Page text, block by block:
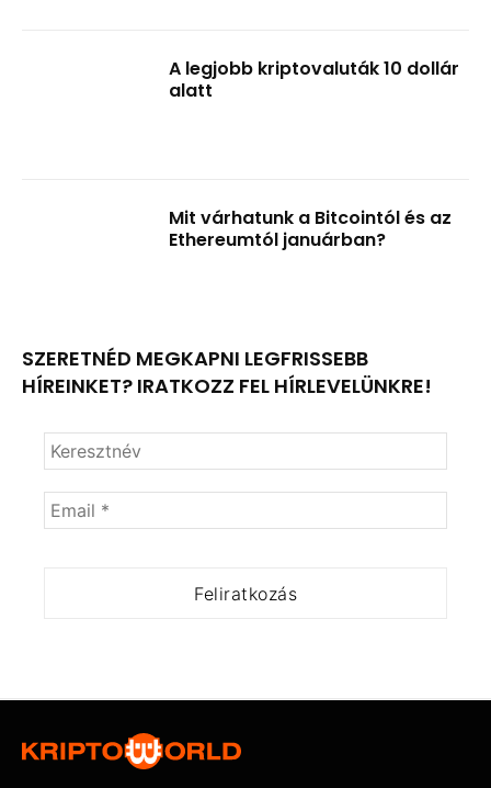
A legjobb kriptovaluták 10 dollár
alatt
Mit várhatunk a Bitcointól és az
Ethereumtól januárban?
SZERETNÉD MEGKAPNI LEGFRISSEBB
HÍREINKET? IRATKOZZ FEL HÍRLEVELÜNKRE!